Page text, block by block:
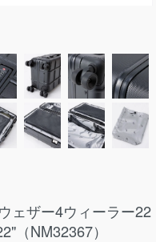
ェザー4ウィーラー22
（NM32367）